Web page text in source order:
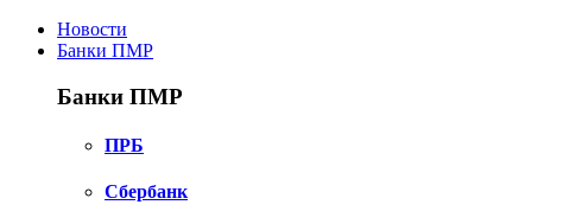
Новости
Банки ПМР
Банки ПМР
ПРБ
Сбербанк